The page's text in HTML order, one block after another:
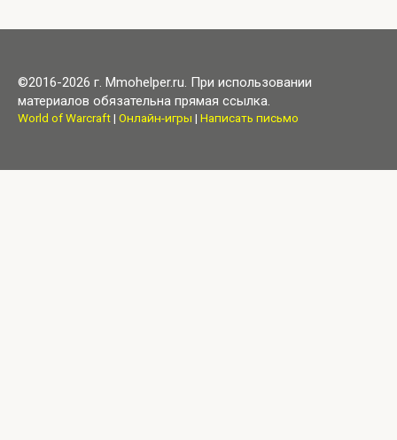
©2016-2026 г. Mmohelper.ru. При использовании
материалов обязательна прямая ссылка.
World of Warcraft| Онлайн-игры | Написать письмо